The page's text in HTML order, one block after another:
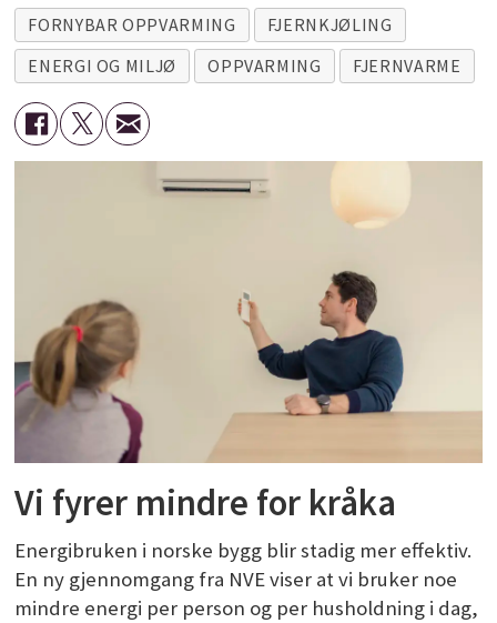
FORNYBAR OPPVARMING
FJERNKJØLING
ENERGI OG MILJØ
OPPVARMING FJERNVARME
Vi fyrer mindre for kråka
Energibruken i norske bygg blir stadig mer effektiv.
En ny gjennomgang fra NVE viser at vi bruker noe
mindre energi per person og per husholdning i dag,